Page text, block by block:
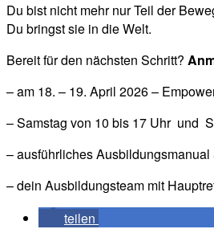
Du bist nicht mehr nur Teil der
Du bringst sie in die Welt.
Bereit für den nächsten Schritt?
– am 18. – 19. April 2026 –
– Samstag von 10 bis 17 Uhr und
– ausführliches
– dein Ausbildungsteam mit
teilen